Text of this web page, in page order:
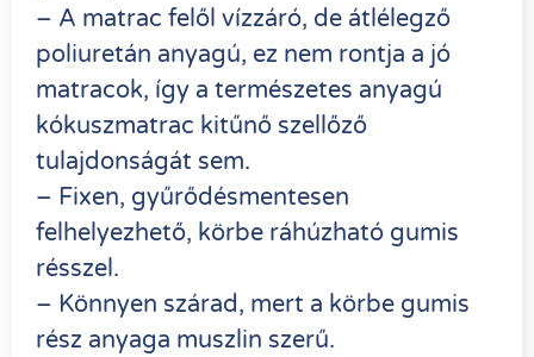
– A matrac felől vízzáró, de átlélegző
poliuretán anyagú, ez nem rontja a jó
matracok, így a természetes anyagú
kókuszmatrac kitűnő szellőző
tulajdonságát sem.
– Fixen, gyűrődésmentesen
felhelyezhető, körbe ráhúzható gumis
résszel.
– Könnyen szárad, mert a körbe gumis
rész anyaga muszlin szerű.